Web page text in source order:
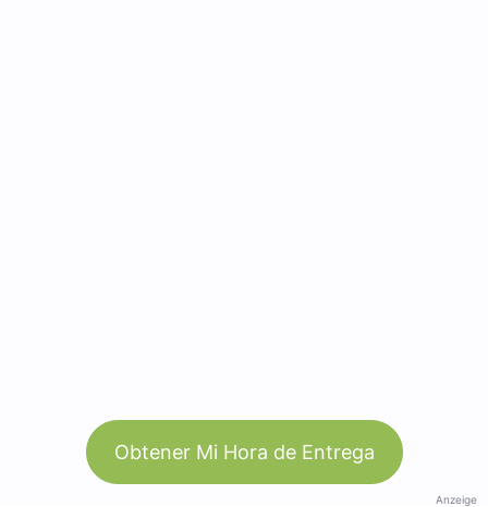
Obtener Mi Hora de Entrega
Anzeige